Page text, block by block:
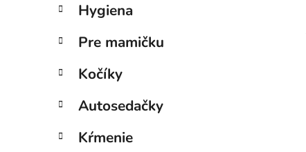
Hygiena
Pre mamičku
Kočíky
Autosedačky
Kŕmenie